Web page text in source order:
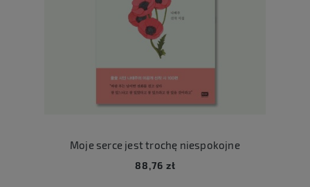
Moje serce jest trochę niespokojne
88,76 zł